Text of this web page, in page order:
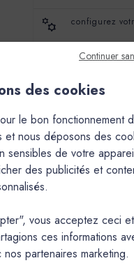
configurez
Avis
Paiement
Retours
Nous vous
Continuer
des cookies
le bon fonctionnement
nous déposons des
sensibles de votre
des publicités et
vous acceptez ceci
ces informations
partenaires marketing.